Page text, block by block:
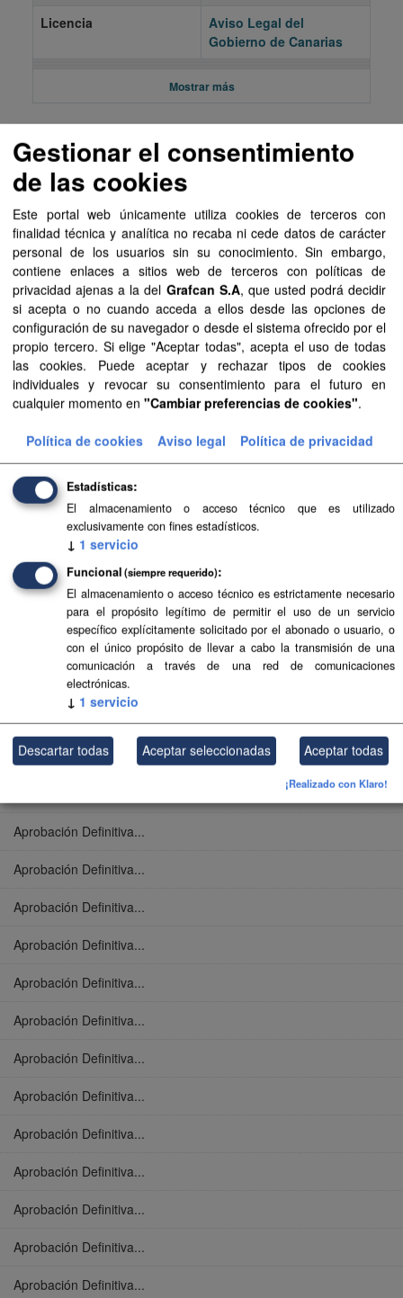
Recursos
Aprobación Definitiva...
Aprobación Definitiva...
Aprobación Definitiva...
Aprobación Definitiva...
Aprobación Definitiva...
Aprobación Definitiva...
Aprobación Definitiva...
Aprobación Definitiva...
Aprobación Definitiva...
Aprobación Definitiva...
Aprobación Definitiva...
Aprobación Definitiva...
Aprobación Definitiva...
Aprobación Definitiva...
Aprobación Definitiva...
Aprobación Definitiva...
Aprobación Definitiva...
Aprobación Definitiva...
Aprobación Definitiva...
Aprobación Definitiva...
Aprobación Definitiva...
Aprobación Definitiva...
Aprobación Definitiva...
Aprobación Definitiva...
Aprobación Definitiva...
Aprobación Definitiva...
Aprobación Definitiva...
Aprobación Definitiva...
Licencia
Aviso Legal del
Gobierno de Canarias
Mostrar más
Gestionar el consentimiento
de las cookies
Este portal web únicamente utiliza cookies de terceros con
finalidad técnica y analítica no recaba ni cede datos de carácter
personal de los usuarios sin su conocimiento. Sin embargo,
contiene enlaces a sitios web de terceros con políticas de
privacidad ajenas a la del Grafcan S.A, que usted podrá decidir
si acepta o no cuando acceda a ellos desde las opciones de
configuración de su navegador o desde el sistema ofrecido por el
propio tercero. Si elige "Aceptar todas", acepta el uso de todas
las cookies. Puede aceptar y rechazar tipos de cookies
individuales y revocar su consentimiento para el futuro en
cualquier momento en "Cambiar preferencias de cookies".
Política de cookies Aviso legal Política de privacidad
Estadísticas
El almacenamiento o acceso técnico que es utilizado
exclusivamente con fines estadísticos.
↓ 1 servicio
Funcional (siempre requerido)
El almacenamiento o acceso técnico es estrictamente necesario
para el propósito legítimo de permitir el uso de un servicio
específico explícitamente solicitado por el abonado o usuario, o
con el único propósito de llevar a cabo la transmisión de una
comunicación a través de una red de comunicaciones
electrónicas.
↓ 1 servicio
Descartar todas Aceptar seleccionadas Aceptar todas
¡Realizado con Klaro!